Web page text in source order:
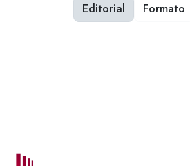
Editorial Formato